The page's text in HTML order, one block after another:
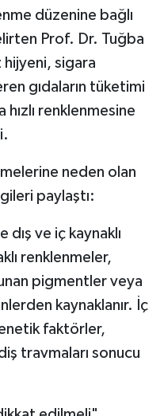
düzenine bağlı
Prof. Dr. Tuğba
hijyeni, sigara
gıdaların tüketimi
renklenmesine
neden olan
paylaştı:
ve iç kaynaklı
renklenmeler,
pigmentler veya
kaynaklanır. İç
faktörler,
travmaları sonucu